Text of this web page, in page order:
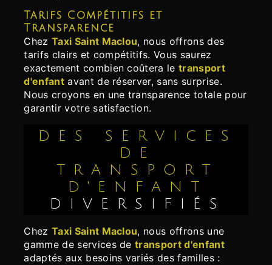
Tarifs Compétitifs et
Transparence
Chez Taxi Saint Maclou, nous offrons des
tarifs clairs et compétitifs. Vous saurez
exactement combien coûtera le transport
d'enfantavant de réserver, sans surprise.
Nous croyons en une transparence totale pour
garantir votre satisfaction.
DES SERVICES
DE
TRANSPORT
D'ENFANT
DIVERSIFIÉS
Chez Taxi Saint Maclou, nous offrons une
gamme de services detransport d'enfant
adaptés aux besoins variés des familles :